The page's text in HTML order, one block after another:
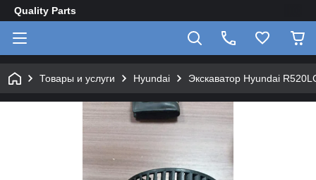
Quality Parts
Товары и услуги Hyundai Экскаватор Hyundai